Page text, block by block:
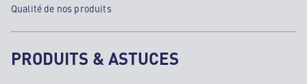
Qualité de nos produits
PRODUITS & ASTUCES